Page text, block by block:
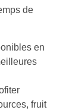
de
en
fruit